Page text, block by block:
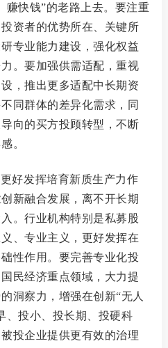
赚快钱”的老路上去。 要注重
投资者的优势所在、关键所
专业能力建设，强化权益
。要加强供需适配 ，重视
，推出更多适配中长期资
同群体的差异化需求，同
向的买方投顾转型，不断
。
好发挥培育新质生产力作
新融合发展，离不开长期
。行业机构特别是私募股
、专业主义，更好发挥在
性作用。要完善专业化投
民经济重点领域，大力提
洞察力，增强在创新“无人
、投小、投长期、投硬科
投企业提供更有效的治理